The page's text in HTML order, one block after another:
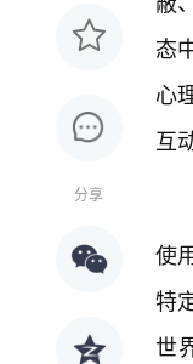
分享
态
心
互
使
特
世